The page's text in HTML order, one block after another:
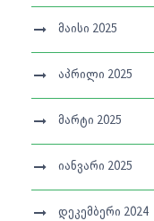
მაისი 2025
აპრილი 2025
მარტი 2025
იანვარი 2025
დეკემბერი 2024